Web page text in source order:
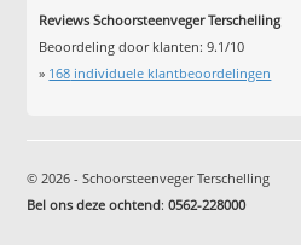
Reviews Schoorsteenveger Terschelling
Beoordeling door klanten:9.1/10
» 168 individuele klantbeoordelingen
© 2026 - Schoorsteenveger Terschelling
Bel ons deze ochtend:0562-228000